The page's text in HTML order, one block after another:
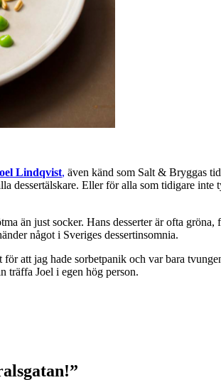
Lindqvist, även känd som Salt & Bryggas
dessertälskare. Eller för alla som tidigare
än just socker. Hans desserter är ofta
något i Sveriges dessertinsomnia.
att jag hade sorbetpanik och var bara
träffa Joel i egen hög person.
”